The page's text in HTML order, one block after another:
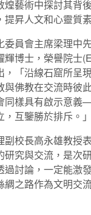
藝術中探討其背
昇人文和心靈質
委員會主席梁理中
輝博士，榮譽院士
，「沿線石窟所呈
與佛教在交流時彼
同樣具有啟示意
互鑒勝於排斥。」
副校長高永雄教授
研究與交流，是次
過討論，一定能激
綢之路作為文明交